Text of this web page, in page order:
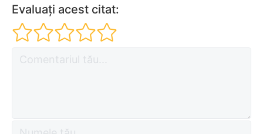
Evaluați acest citat: